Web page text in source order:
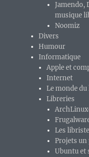
Jamendo,
musique
Noomiz
Divers
Humour
Informatique
Apple et
Internet
Le monde
Libreries
Les
Projets un
Ubuntu et